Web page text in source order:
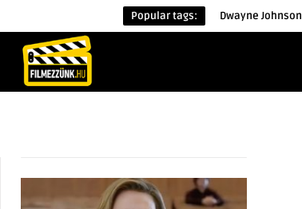
Popular tags: Dwayne Johnson